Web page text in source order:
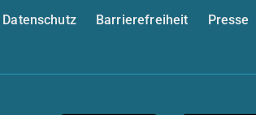
Datenschutz Barrierefreiheit Presse